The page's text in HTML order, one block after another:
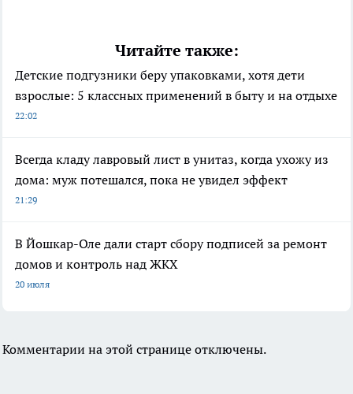
Читайте также:
Детские подгузники беру упаковками, хотя дети
взрослые: 5 классных применений в быту и на отдыхе
22:02
Всегда кладу лавровый лист в унитаз, когда ухожу из
дома: муж потешался, пока не увидел эффект
21:29
В Йошкар-Оле дали старт сбору подписей за ремонт
домов и контроль над ЖКХ
20 июля
Комментарии на этой странице отключены.